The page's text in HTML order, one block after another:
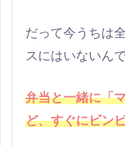
だって今うちは
スにはいないん
弁当と一緒に「
ど、すぐにビン